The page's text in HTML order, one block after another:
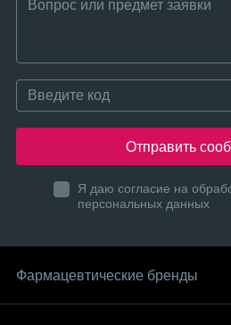
Отправить
Я даю согласие на
персональных данных
Фармацевтические бренды